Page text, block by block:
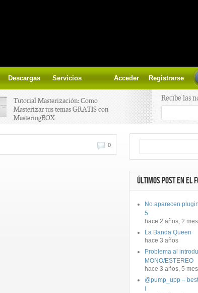
Descargas Servicios Acceder Registrarse
Tutorial Masterización: Como
Masterizar tus temas GRATIS con
MasteringBOX
Yalp crea Fono, Lleva la escena DJ a
Recibe las
0
ÚLTIMOS POST EN EL
No aparecen
5
hace 2 años, 2
La Banda Queen
hace 3 años
Problema al
MONO/ESTEREO
hace 3 años, 5
@pump_upp –
!